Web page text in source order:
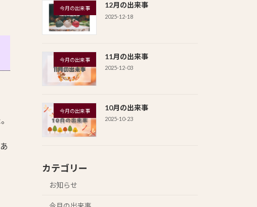
今月の出来事 12月の出来事
2025-12-18
今月の出来事 11月の出来事
2025-12-03
今月の出来事 10月の出来事
2025-10-23
カテゴリー
お知らせ